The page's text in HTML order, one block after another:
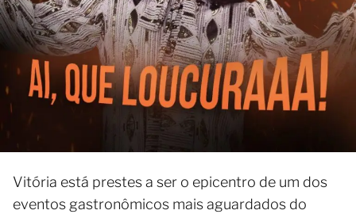
Vitória está prestes a ser o epicentro de um dos
eventos gastronômicos mais aguardados do